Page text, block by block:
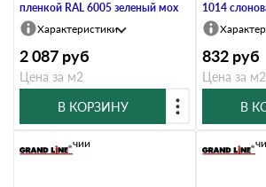
пленкой RAL 6005 зеленый мох
Характеристики
2 087 руб
Цена за м2
В КОРЗИНУ
1014
832 руб
Цена за м2
В
В наличии В